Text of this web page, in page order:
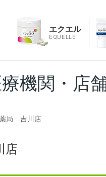
エクエル
EQUELLE
機関・店
局 吉川店
店